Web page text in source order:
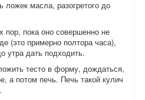
ложек масла, разогретого до
пор, пока оно совершенно не
(это примерно полтора часа),
утра дать подходить.
тесто в форму, дождаться,
а потом печь. Печь такой кулич